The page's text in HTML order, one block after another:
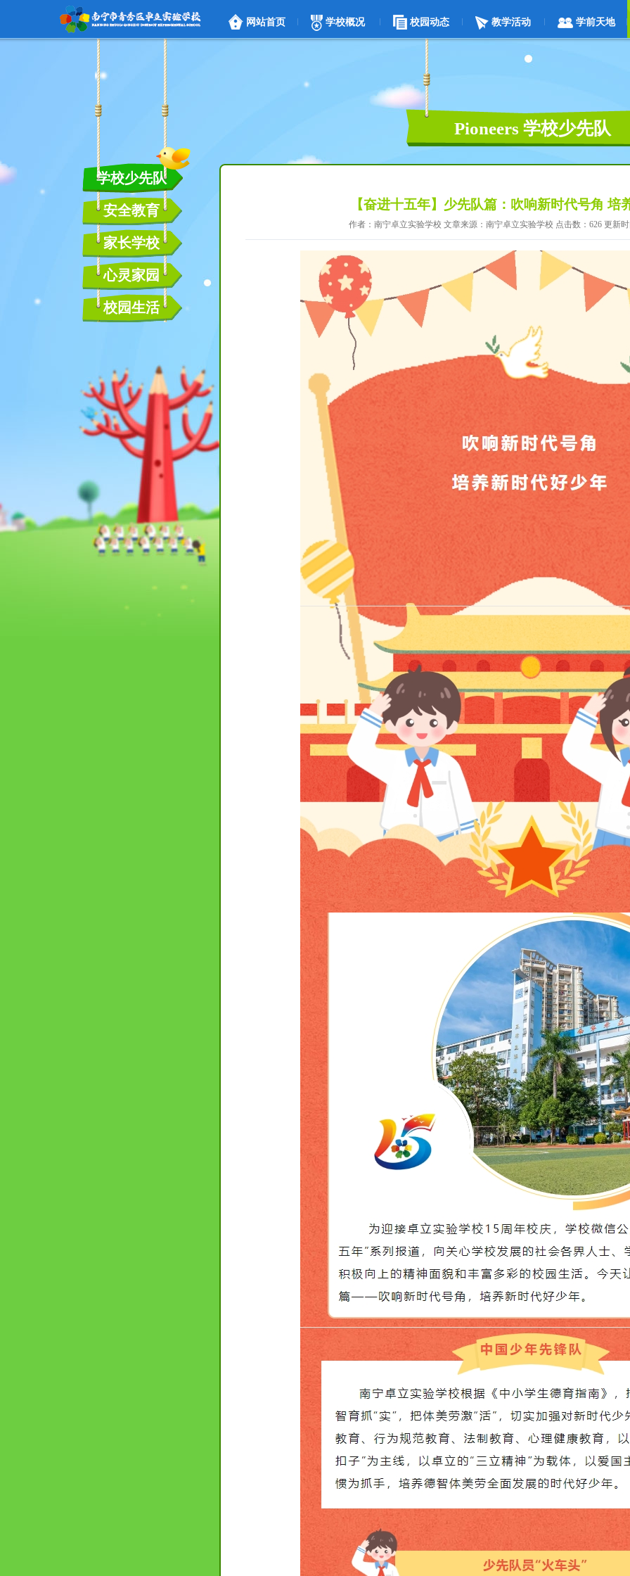
网站首页 学校概况 校园动态 教学活动 学前天地
学校少先队
安全教育
家长学校
心灵家园
校园生活
Pioneers 学校少先队
【奋进十五年】少先队篇：吹响新时代号角 培
作者：南宁卓立实验学校 文章来源：南宁卓立实验学校 点击数：626 更新时